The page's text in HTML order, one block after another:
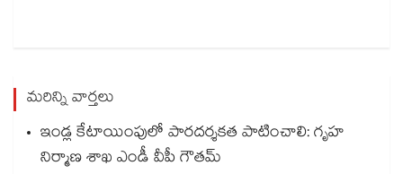
మరిన్ని వార్తలు
ఇండ్ల కేటాయింపులో పారదర్శకత పాటించాలి: గృహ
నిర్మాణ శాఖ ఎండీ వీపీ గౌతమ్